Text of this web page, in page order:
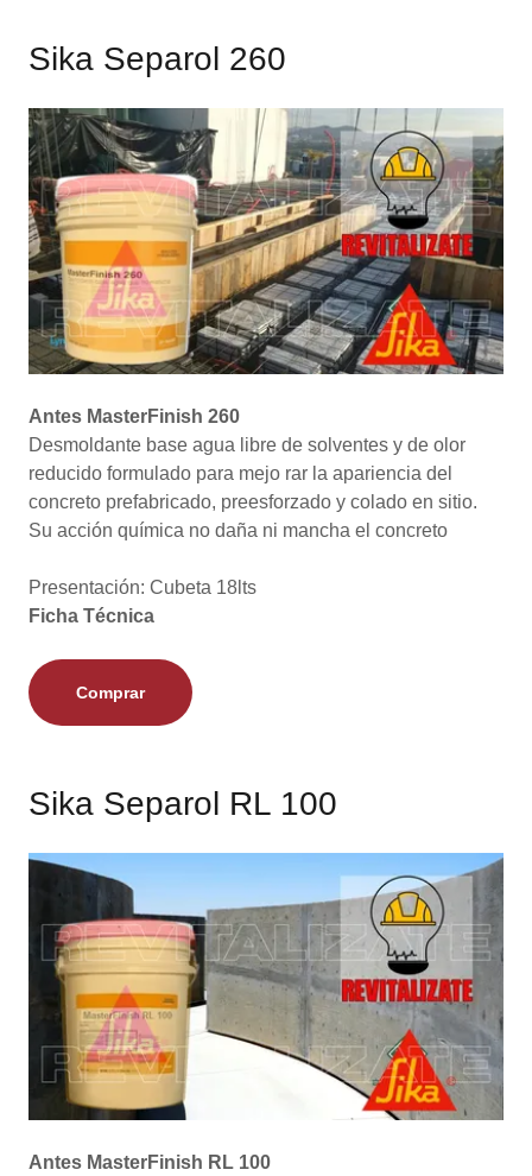
Sika Separol 260
Antes MasterFinish 260
Desmoldante base agua libre de solventes y de olor
reducido formulado para mejo rar la apariencia del
concreto prefabricado, preesforzado y colado en sitio.
Su acción química no daña ni mancha el concreto
Presentación: Cubeta 18lts
Ficha Técnica
Comprar
Sika Separol RL 100
Antes MasterFinish RL 100